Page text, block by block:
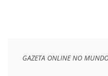
GAZETA ONLINE NO